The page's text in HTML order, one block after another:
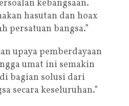
kebangsaan.
hasutan dan hoax
persatuan bangsa.”
upaya pemberdayaan
umat ini semakin
bagian solusi dari
secara keseluruhan.”